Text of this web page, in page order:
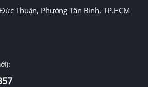
Thuận, Phường Tân Bình, TP.HCM